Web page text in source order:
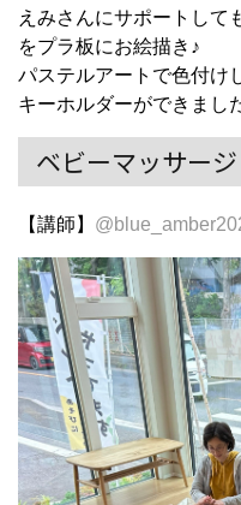
えみさんにサポートして
をプラ板にお絵描き♪
パステルアートで色付け
キーホルダーができまし
ベビーマッサージ
【講師】